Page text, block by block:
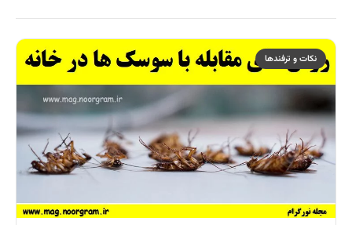
نکات و ترفندها